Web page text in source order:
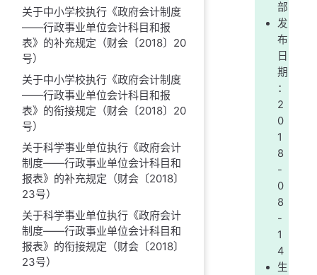
关于中小学校执行《政府会计制度
——行政事业单位会计科目和报
表》的补充规定（财会〔2018〕20
号）
关于中小学校执行《政府会计制度
——行政事业单位会计科目和报
表》的衔接规定（财会〔2018〕20
号）
关于科学事业单位执行《政府会计
制度——行政事业单位会计科目和
报表》的补充规定（财会〔2018〕
23号）
关于科学事业单位执行《政府会计
制度——行政事业单位会计科目和
报表》的衔接规定（财会〔2018〕
23号）
部
发
布
日
期
：
2
0
1
8
-
0
8
-
1
4
生